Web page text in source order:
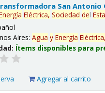
San Antonio
Eléctrica, Sociedad del
Aires:Agua y Energía Eléctrica,
Ítems disponibles para
Agregar al carrito